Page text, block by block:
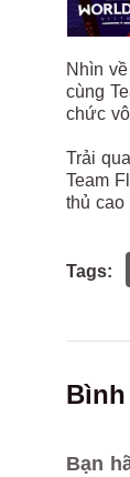
Nhìn
cùng
chức
Trải
Team
thủ
Tags:
Bạn